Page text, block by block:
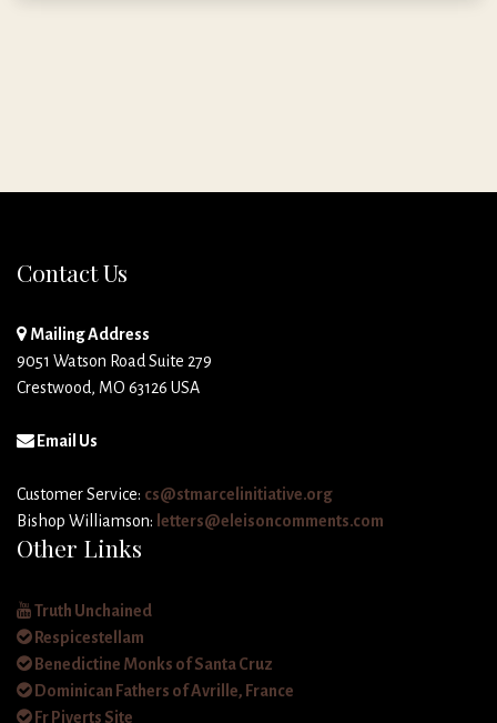
Contact Us
Mailing Address
9051 Watson Road Suite 279
Crestwood, MO 63126 USA
Email Us
Customer Service: cs@stmarcelinitiative.org
Bishop Williamson: letters@eleisoncomments.com
Other Links
Truth Unchained
Respicestellam
Benedictine Monks of Santa Cruz
Dominican Fathers of Avrille, France
Fr Piverts Site